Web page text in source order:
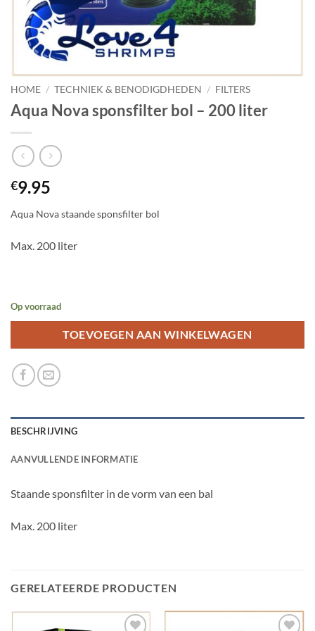
HOME / TECHNIEK & BENODIGDHEDEN / FILTERS
Aqua Nova sponsfilter bol – 200 liter
€9.95
Aqua Nova staande sponsfilter bol
Max. 200 liter
Op voorraad
TOEVOEGEN AAN WINKELWAGEN
BESCHRIJVING
AANVULLENDE INFORMATIE
Staande sponsfilter in de vorm van een bal
Max. 200 liter
GERELATEERDE PRODUCTEN